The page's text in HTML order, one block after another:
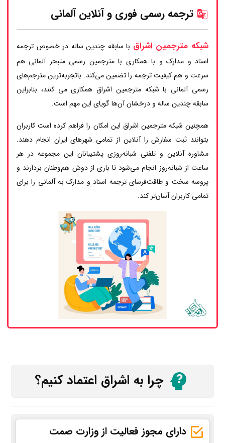
ترجمه رسمی فوری و آنلاینآلمانی
شبکه مترجمین اشراق با سابقه چندین ساله در خصوص ترجمه
اسناد و مدارک و با همکاری با مترجمین رسمی متبحر آلمانی هم
سرعت و هم کیفیت ترجمه را تضمین می‌کند. باتجربه‌ترین مترجم‌های
رسمی آلمانی با شبکه مترجمین اشراق همکاری می کنند، بنابراین
سابقه چندین ساله و درخشان آن‌ها گویای این مهم است.
همچنین شبکه مترجمین اشراق این امکان را فراهم کرده است کاربران
بتوانند ثبت سفارش را آنلاین از تمامی شهرهای ایران انجام دهند.
مشاوره آنلاین و تلفنی شبانه‌روزی پشتیبانان این مجموعه در هر
ساعت از شبانه‌روز انجام می‌شود تا باری از دوش هم‌وطنان بردارند و
پروسه سخت و طاقت‌فرسای ترجمه اسناد و مدارک به آلمانی را برای
تمامی کاربران آسان‌تر کند.
چرا به اشراق اعتماد کنیم؟
دارای مجوز فعالیت از وزارت صمت